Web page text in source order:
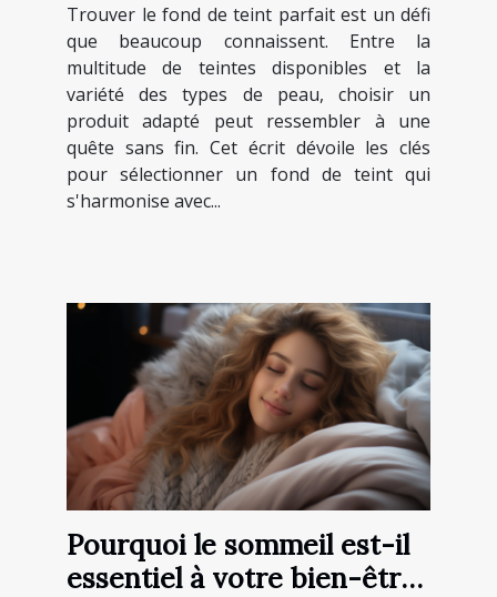
Trouver le fond de teint parfait est un défi
que beaucoup connaissent. Entre la
multitude de teintes disponibles et la
variété des types de peau, choisir un
produit adapté peut ressembler à une
quête sans fin. Cet écrit dévoile les clés
pour sélectionner un fond de teint qui
s'harmonise avec...
Pourquoi le sommeil est-il
essentiel à votre bien-être